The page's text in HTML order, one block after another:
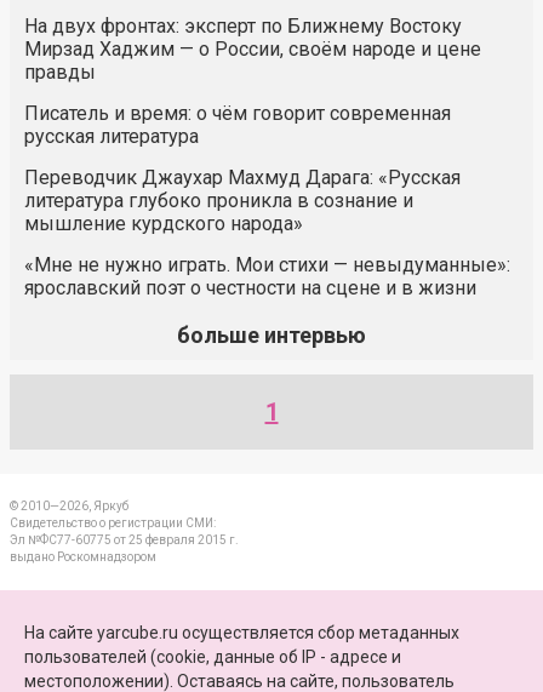
На двух фронтах: эксперт по Ближнему Востоку
Мирзад Хаджим — о России, своём народе и цене
правды
Писатель и время: о чём говорит современная
русская литература
Переводчик Джаухар Махмуд Дарага: «Русская
литература глубоко проникла в сознание и
мышление курдского народа»
«Мне не нужно играть. Мои стихи — невыдуманные»:
ярославский поэт о честности на сцене и в жизни
больше интервью
1
© 2010—2026, Яркуб
Свидетельство о регистрации СМИ:
Эл №ФС77-60775 от 25 февраля 2015 г.
выдано Роскомнадзором
ПАРТНЕРЫ
На сайте yarcube.ru осуществляется сбор метаданных
пользователей (cookie, данные об IP - адресе и
местоположении). Оставаясь на сайте, пользователь